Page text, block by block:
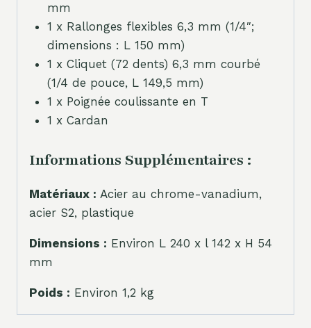
mm
1 x Rallonges flexibles 6,3 mm (1/4″;
dimensions : L 150 mm)
1 x Cliquet (72 dents) 6,3 mm courbé
(1/4 de pouce, L 149,5 mm)
1 x Poignée coulissante en T
1 x Cardan
Informations Supplémentaires :
Matériaux : Acier au chrome-vanadium,
acier S2, plastique
Dimensions : Environ L 240 x l 142 x H 54
mm
Poids : Environ 1,2 kg